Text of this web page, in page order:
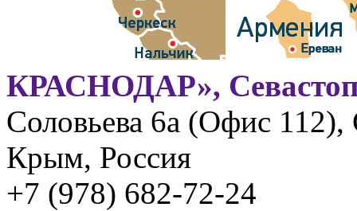
КРАСНОДАР»,
Соловьева 6а (Офис 112),
Крым, Россия
+7 (978) 682-72-24